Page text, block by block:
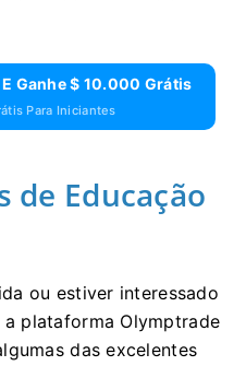
Ganhe $ 10.000 Grátis
Para Iniciantes
de Educação
ou estiver interessado
plataforma Olymptrade
das excelentes